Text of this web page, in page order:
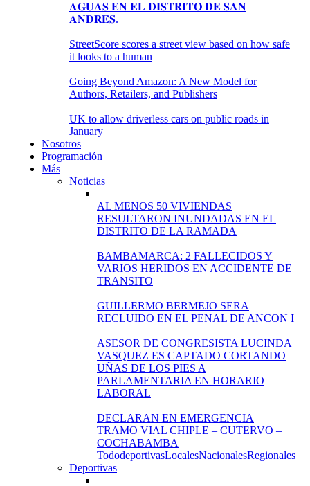
𝐀𝐆𝐔𝐀𝐒 𝐄𝐍 𝐄𝐋 𝐃𝐈𝐒𝐓𝐑𝐈𝐓𝐎 𝐃𝐄 𝐒𝐀𝐍
𝐀𝐍𝐃𝐑𝐄́𝐒.
StreetScore scores a street view based on how safe
it looks to a human
Going Beyond Amazon: A New Model for
Authors, Retailers, and Publishers
UK to allow driverless cars on public roads in
January
Nosotros
Programación
Más
Noticias
AL MENOS 50 VIVIENDAS
RESULTARON INUNDADAS EN EL
DISTRITO DE LA RAMADA
BAMBAMARCA: 2 FALLECIDOS Y
VARIOS HERIDOS EN ACCIDENTE DE
TRANSITO
GUILLERMO BERMEJO SERA
RECLUIDO EN EL PENAL DE ANCON I
ASESOR DE CONGRESISTA LUCINDA
VASQUEZ ES CAPTADO CORTANDO
UÑAS DE LOS PIES A
PARLAMENTARIA EN HORARIO
LABORAL
DECLARAN EN EMERGENCIA
TRAMO VIAL CHIPLE – CUTERVO –
COCHABAMBA
TododeportivasLocalesNacionalesRegionales
Deportivas